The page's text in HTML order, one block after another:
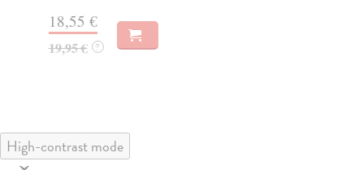
18,55 €
19,95 € ?
High-contrast mode